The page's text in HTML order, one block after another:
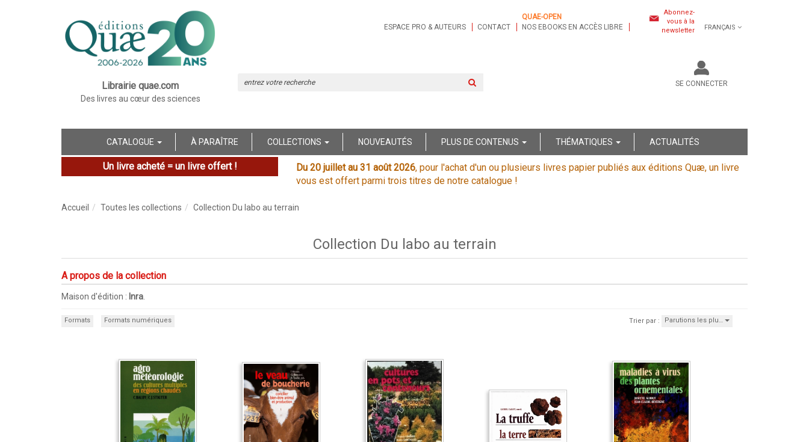
Librairie quae.com
Des livres au cœur des sciences
ESPACE PRO & AUTEURS CONTACT
QUAE-OPEN
NOS EBOOKS EN ACCÈS LIBRE
Abonnez-
vous à la
newsletter
FRANÇAIS
SE CONNECTER
CATALOGUE À PARAÎTRE COLLECTIONS NOUVEAUTÉS PLUS DE CONTENUS THÉMATIQUES ACTUALITÉS
Un livre acheté = un livre offert ! Du 20 juillet au 31 août 2026, pour l'achat d'un ou plusieurs livres papier publiés aux éditions Quæ, un livre
vous est offert parmi trois titres de notre catalogue !
Accueil Toutes les collections Collection Du labo au terrain
Collection Du labo au terrain
A propos de la collection
Maison d'édition : Inra
Formats Formats numériques Trier par : Parutions les plu…